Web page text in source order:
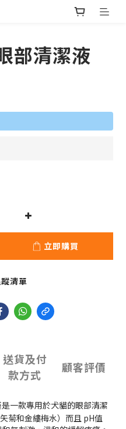
部清潔液
立即購買
清單
送貨及付
款方式
顧客評價
一款專用於犬貓的眼部清潔
菊和金縷梅水）而且 pH值